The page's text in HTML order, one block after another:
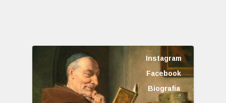
Instagram
Facebook
Biografia